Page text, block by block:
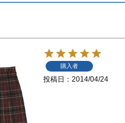
購入者
投稿日 2014/04/24